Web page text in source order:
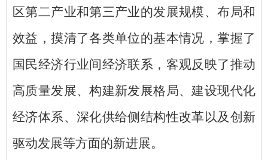
区第二产业和第三产业的发展规模、布局和
效益，摸清了各类单位的基本情况，掌握了
国民经济行业间经济联系，客观反映了推动
高质量发展、构建新发展格局、建设现代化
经济体系、深化供给侧结构性改革以及创新
驱动发展等方面的新进展。